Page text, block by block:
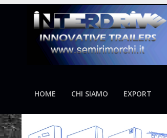
HOME CHI SIAMO EXPORT